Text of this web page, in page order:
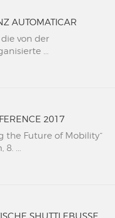
AUTOMATICAR
von der
...
2017
the Future of Mobility“
8. ...